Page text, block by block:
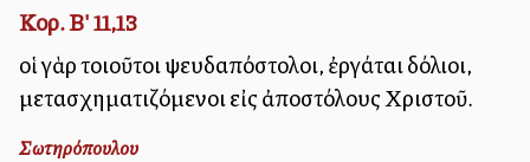
Κορ. Β' 11,13
οἱ γὰρ τοιοῦτοι ψευδαπόστολοι, ἐργάται δόλιοι,
μετασχηματιζόμενοι εἰς ἀποστόλους Χριστοῦ.
Σωτηρόπουλου